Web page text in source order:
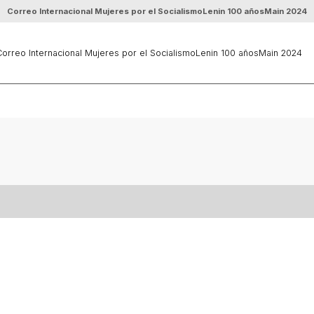
Correo Internacional Mujeres por el SocialismoLenin 100 añosMain 2024
Internacional Mujeres por el SocialismoLenin 100 añosMain 2024